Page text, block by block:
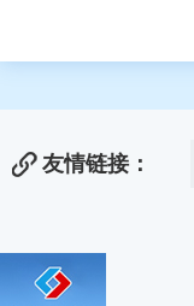
友情链接：